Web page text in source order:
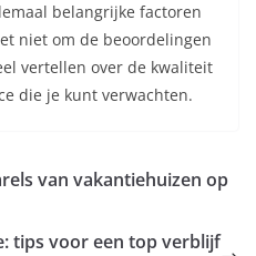
belangrijke factoren
niet om de beoordelingen
vertellen over de kwaliteit
die je kunt verwachten.
van vakantiehuizen op
tips voor een top verblijf